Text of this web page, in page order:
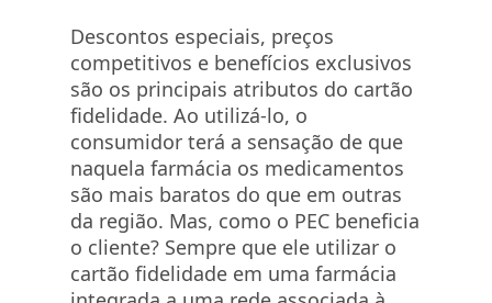
Descontos especiais, preços
competitivos e benefícios exclusivos
são os principais atributos do cartão
fidelidade. Ao utilizá-lo, o
consumidor terá a sensação de que
naquela farmácia os medicamentos
são mais baratos do que em outras
da região. Mas, como o PEC beneficia
o cliente? Sempre que ele utilizar o
cartão fidelidade em uma farmácia